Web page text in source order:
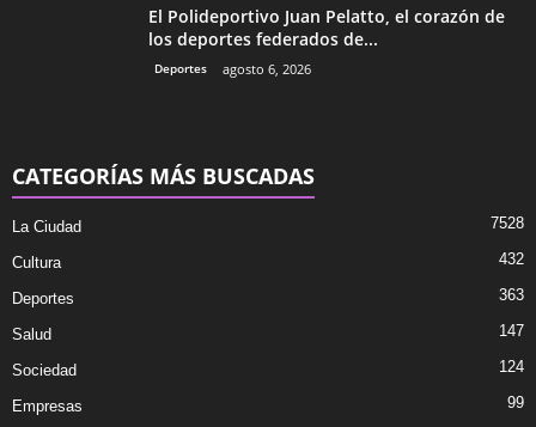
El Polideportivo Juan Pelatto, el corazón de
los deportes federados de...
Deportes agosto 6, 2026
CATEGORÍAS MÁS BUSCADAS
La Ciudad 7528
Cultura 432
Deportes 363
Salud 147
Sociedad 124
Empresas 99